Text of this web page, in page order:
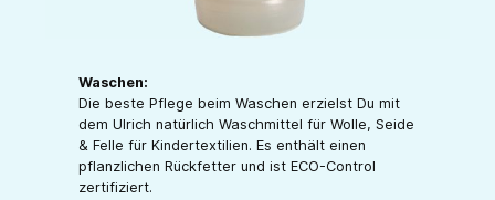
Waschen:
Die beste Pflege beim Waschen erzielst Du mit
dem Ulrich natürlich Waschmittel für Wolle, Seide
& Felle für Kindertextilien. Es enthält einen
pflanzlichen Rückfetter und ist ECO-Control
zertifiziert.